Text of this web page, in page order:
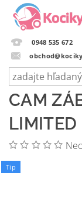
0948 535 672
CAM
LIMITED
Tip